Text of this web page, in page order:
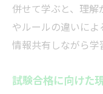
併せて学ぶと、理
やルールの違いに
情報共有しながら学
試験合格に向けた